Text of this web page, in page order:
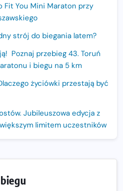
Fit You Mini Maraton przy
strój do biegania latem?
Poznaj przebieg 43. Toruń
i biegu na 5 km
życiówki przestają być
Jubileuszowa edycja z
limitem uczestników
Poznań Maratonu!